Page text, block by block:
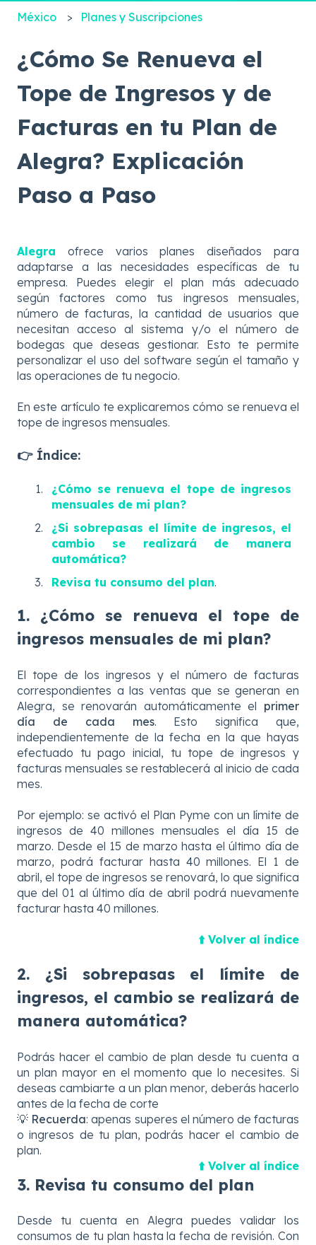
México Planes y Suscripciones
¿Cómo Se Renueva el
Tope de Ingresos y de
Facturas en tu Plan de
Alegra? Explicación
Paso a Paso
Alegra ofrece varios planes diseñados para
adaptarse a las necesidades específicas de tu
empresa. Puedes elegir el plan más adecuado
según factores como tus ingresos mensuales,
número de facturas, la cantidad de usuarios que
necesitan acceso al sistema y/o el número de
bodegas que deseas gestionar. Esto te permite
personalizar el uso del software según el tamaño y
las operaciones de tu negocio.
En este artículo te explicaremos cómo se renueva el
tope de ingresos mensuales.
👉 Índice:
¿Cómo se renueva el tope de ingresos
mensuales de mi plan?
¿Si sobrepasas el límite de ingresos, el
cambio se realizará de manera
automática?
Revisa tu consumo del plan.
1. ¿Cómo se renueva el tope de
ingresos mensuales de mi plan?
El tope de los ingresos y el número de facturas
correspondientes a las ventas que se generan en
Alegra, se renovarán automáticamente el primer
día de cada mes. Esto significa que,
independientemente de la fecha en la que hayas
efectuado tu pago inicial, tu tope de ingresos y
facturas mensuales se restablecerá al inicio de cada
mes.
Por ejemplo: se activó el Plan Pyme con un límite de
ingresos de 40 millones mensuales el día 15 de
marzo. Desde el 15 de marzo hasta el último día de
marzo, podrá facturar hasta 40 millones. El 1 de
abril, el tope de ingresos se renovará, lo que significa
que del 01 al último día de abril podrá nuevamente
facturar hasta 40 millones.
⬆️ Volver al índice
2. ¿Si sobrepasas el límite de
ingresos, el cambio se realizará de
manera automática?
Podrás hacer el cambio de plan desde tu cuenta a
un plan mayor en el momento que lo necesites. Si
deseas cambiarte a un plan menor, deberás hacerlo
antes de la fecha de corte
💡 Recuerda: apenas superes el número de facturas
o ingresos de tu plan, podrás hacer el cambio de
plan.
⬆️ Volver al índice
3. Revisa tu consumo del plan
Desde tu cuenta en Alegra puedes validar los
consumos de tu plan hasta la fecha de revisión. Con